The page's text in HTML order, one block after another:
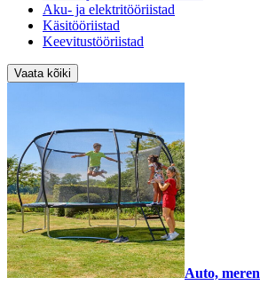
Aku- ja elektritööriistad
Käsitööriistad
Keevitustööriistad
Vaata kõiki
Auto,